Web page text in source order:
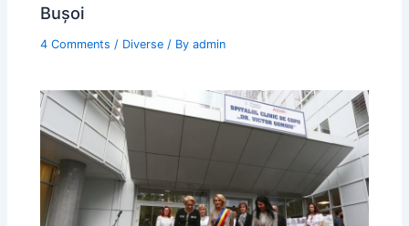
Bușoi
4 Comments / Diverse / Byadmin